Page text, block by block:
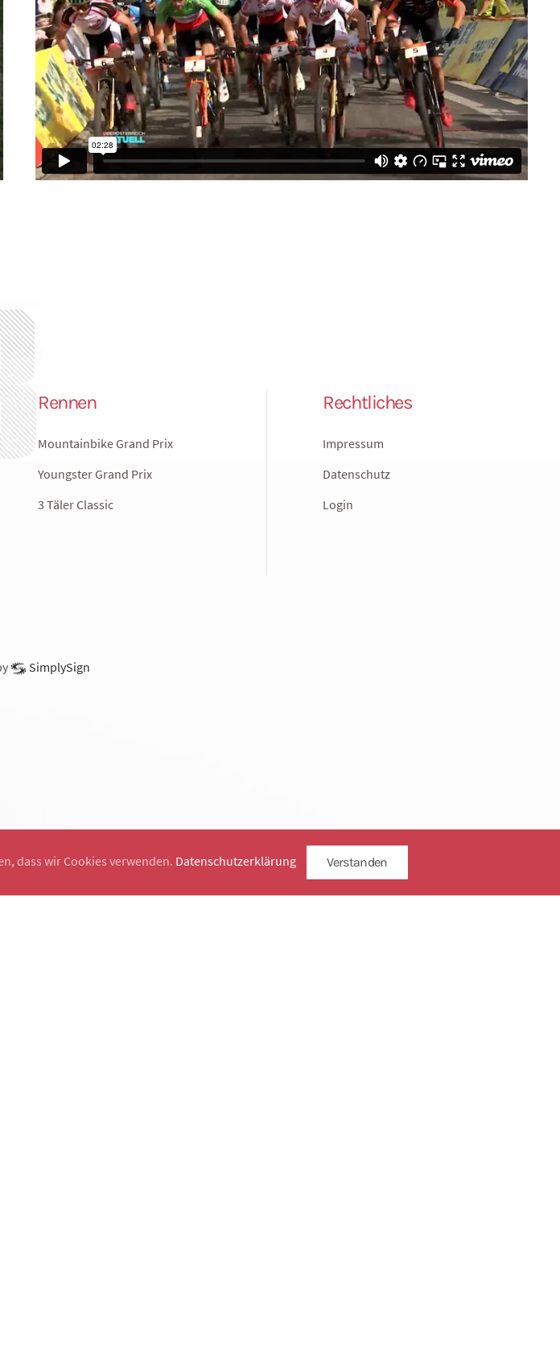
Rennen
Mountainbike Grand Prix
Youngster Grand Prix
3 Täler Classic
Rechtliches
Impressum
Datenschutz
Login
SimplySign
dass wir Cookies verwenden. Datenschutzerklärung Verstanden